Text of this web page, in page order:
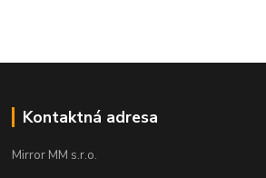
Kontaktná adresa
Mirror MM s.r.o.